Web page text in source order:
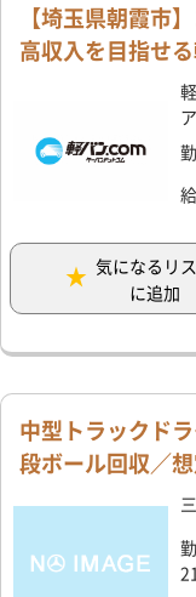
【埼玉県朝霞市
高収入を目指せ
ア
気になるリ
に追加
中型トラックド
段ボール回収／